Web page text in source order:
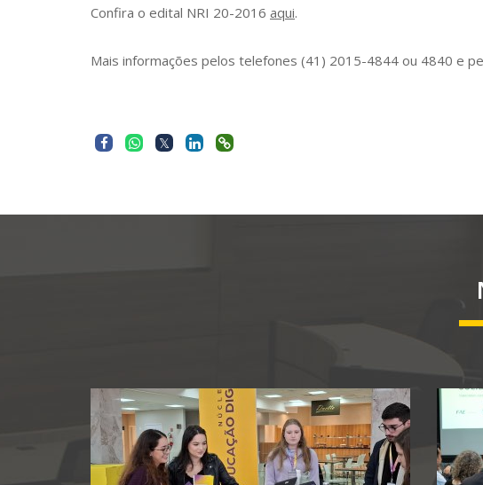
Confira o edital NRI 20-2016 aqui.
Mais informações pelos telefones (41) 2015-4844 ou 4840 e